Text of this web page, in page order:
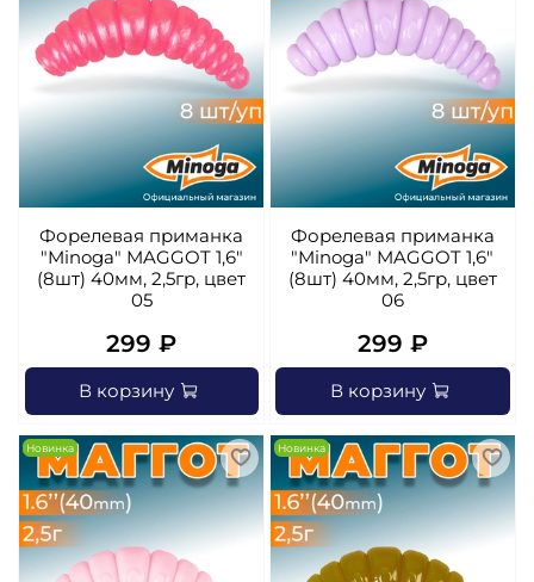
Форелевая приманка
"Minoga" MAGGOT 1,6"
(8шт) 40мм, 2,5гр, цвет
05
299 ₽
В корзину
Форелевая приманка
"Minoga" MAGGOT 1,6"
(8шт) 40мм, 2,5гр, цвет
06
299 ₽
В корзину
Новинка Новинка